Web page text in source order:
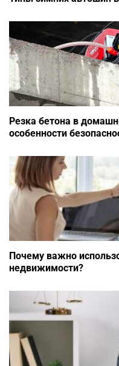
Резка бетона в
особенности
Почему важно
недвижимости?